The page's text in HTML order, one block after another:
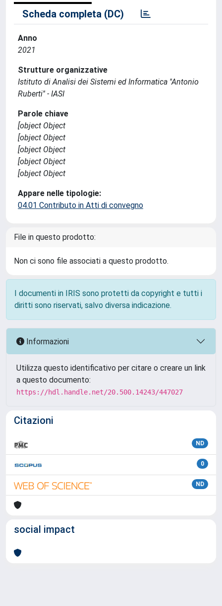
Scheda completa (DC)
Anno
2021
Strutture organizzative
Istituto di Analisi dei Sistemi ed Informatica ''Antonio
Ruberti'' - IASI
Parole chiave
[object Object
[object Object
[object Object
[object Object
[object Object
Appare nelle tipologie:
04.01 Contributo in Atti di convegno
File in questo prodotto:
Non ci sono file associati a questo prodotto.
I documenti in IRIS sono protetti da copyright e tutti i
diritti sono riservati, salvo diversa indicazione.
Informazioni
Utilizza questo identificativo per citare o creare un link
a questo documento:
https://hdl.handle.net/20.500.14243/447027
Citazioni
ND
0
ND
social impact